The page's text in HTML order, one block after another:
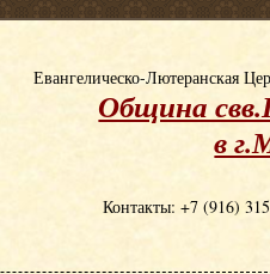
Евангелическо-Лютеранская
Община
в
Контакты: +7 (916)